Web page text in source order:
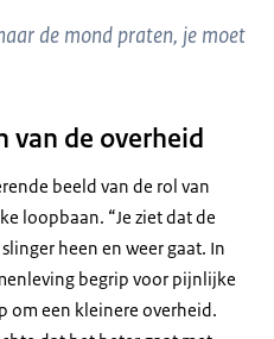
de mond praten, je moet
van de overheid
beeld van de rol van
loopbaan. “Je ziet dat de
heen en weer gaat. In
begrip voor pijnlijke
om een kleinere overheid.